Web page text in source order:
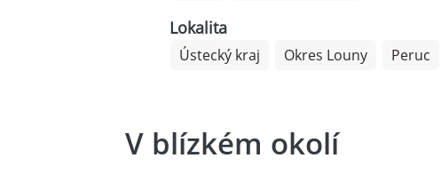
Lokalita
Ústecký kraj Okres Louny Peruc
V blízkém okolí